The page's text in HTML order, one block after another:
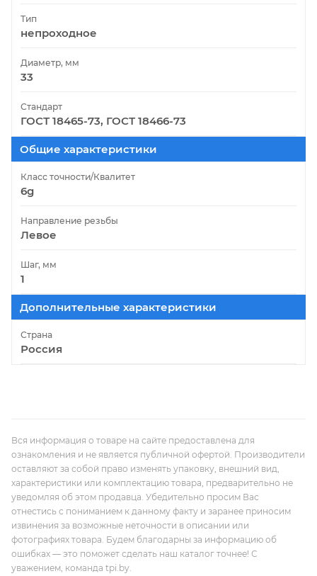
Тип
непроходное
Диаметр, мм
33
Стандарт
ГОСТ 18465-73, ГОСТ 18466-73
Общие характеристики
Класс точности/Квалитет
6g
Направление резьбы
Левое
Шаг, мм
1
Дополнительные характеристики
Страна
Россия
Вся информация о товаре на сайте предоставлена для
ознакомления и не является публичной офертой. Производители
оставляют за собой право изменять упаковку, внешний вид,
характеристики или комплектацию товара, предварительно не
уведомляя об этом продавца. Убедительно просим Вас
отнестись с пониманием к данному факту и заранее приносим
извинения за возможные неточности в описании или
фотографиях товара. Будем благодарны за информацию об
ошибках — это поможет сделать наш каталог точнее! С
уважением, команда tpi.by.